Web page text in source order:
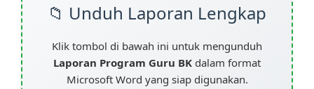
📁 Unduh Laporan Lengkap
Klik tombol di bawah ini untuk mengunduh
Laporan Program Guru BK dalam format
Microsoft Word yang siap digunakan.